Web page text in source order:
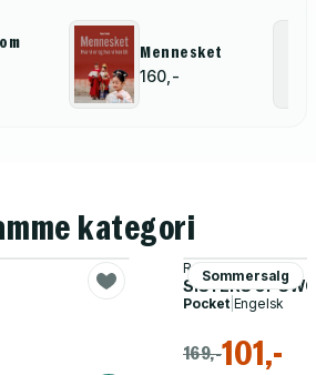
Mennesket
160,-
kategori
Sommersalg
Rebecca Ross
SISTERS OF
Pocket| Engelsk
169,-101,-